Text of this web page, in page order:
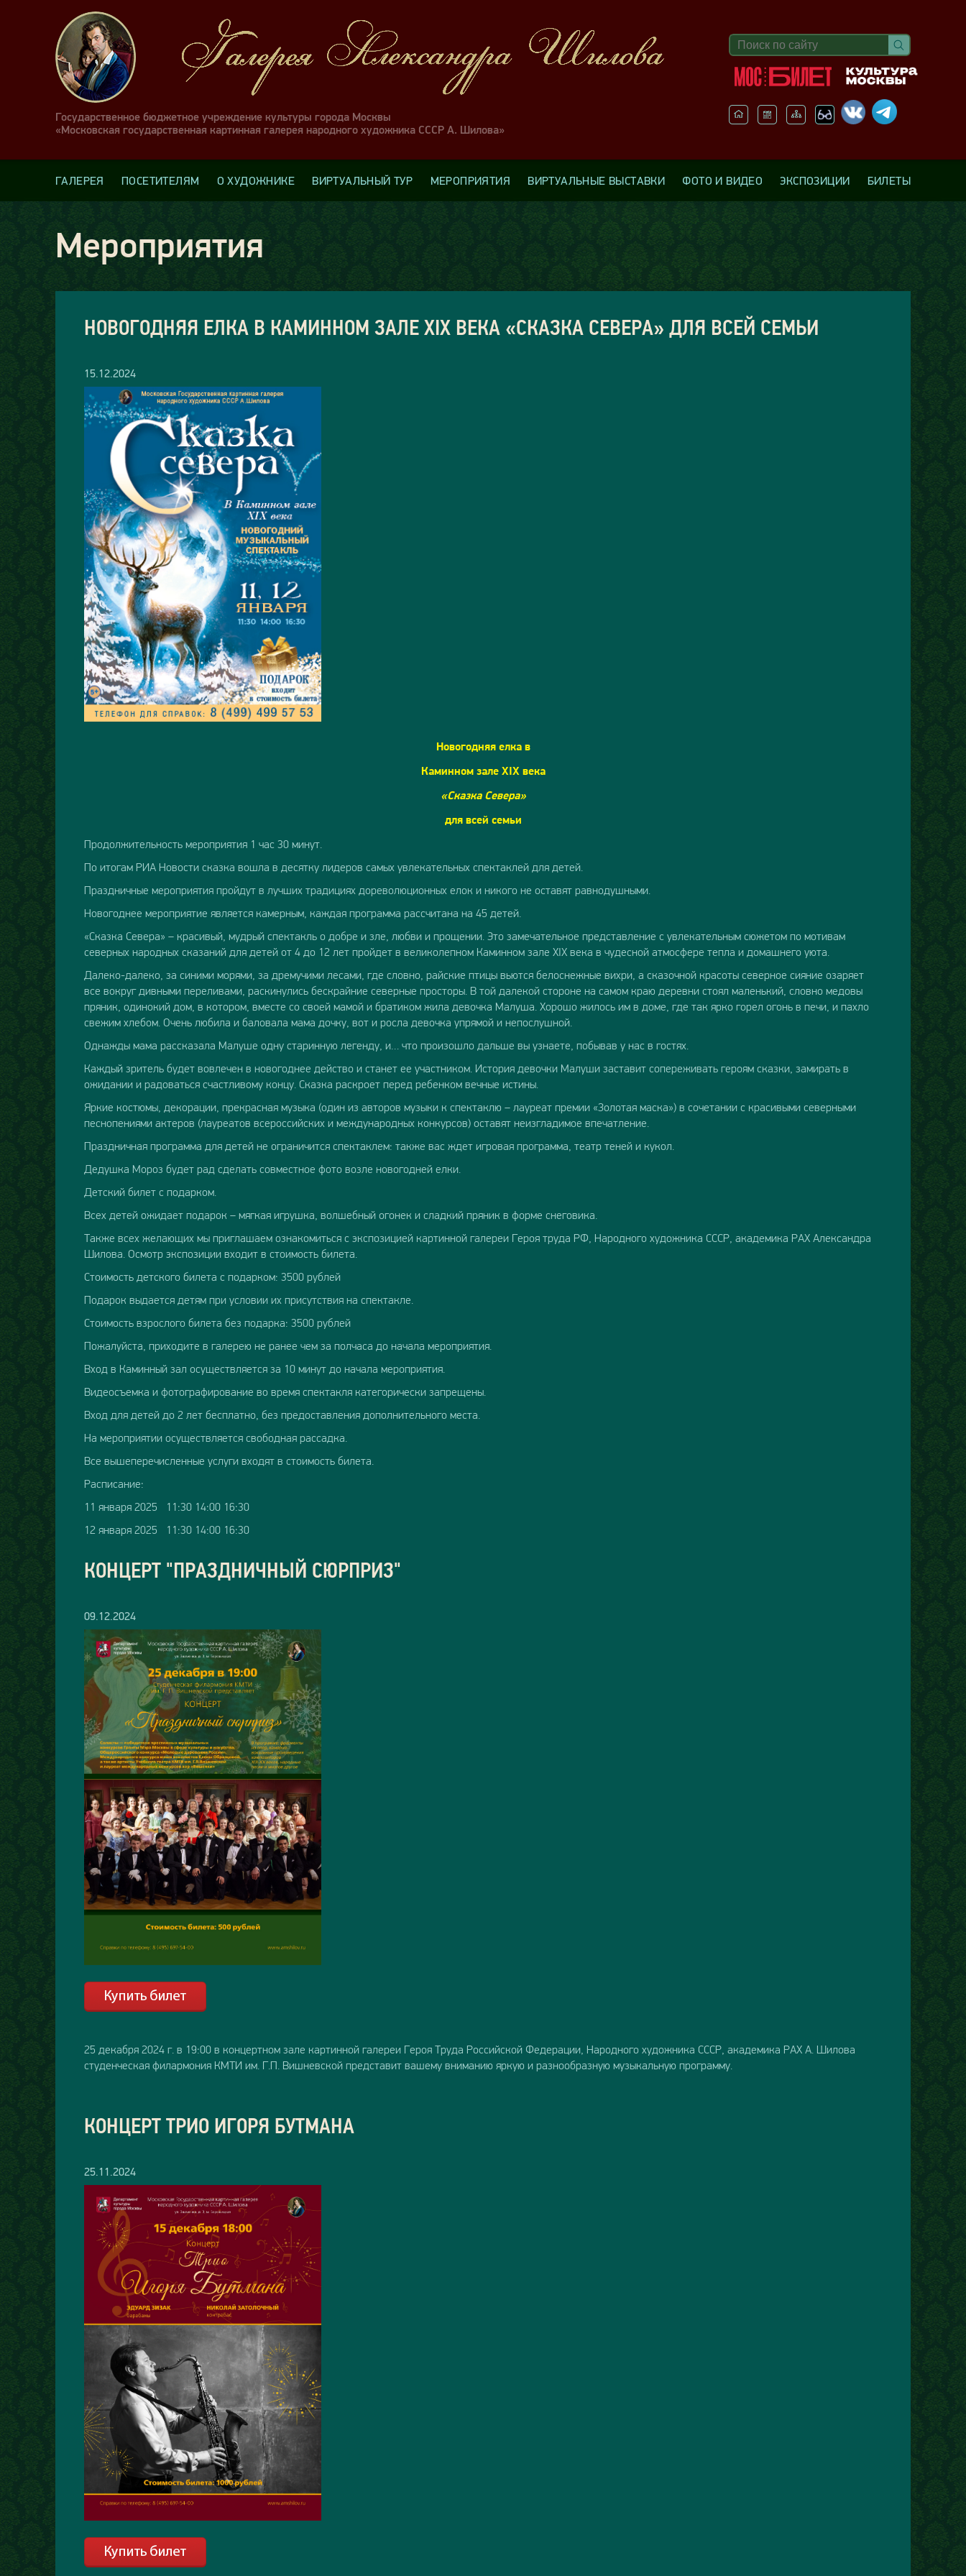
Государственное бюджетное учреждение культуры города Москвы
«Московская государственная картинная галерея народного художника СССР А. Шилова»
ГАЛЕРЕЯ ПОСЕТИТЕЛЯМ О ХУДОЖНИКЕ ВИРТУАЛЬНЫЙ ТУР МЕРОПРИЯТИЯ ВИРТУАЛЬНЫЕ ВЫСТАВКИ ФОТО И ВИДЕО ЭКСПОЗИЦИИ БИЛЕТЫ
Мероприятия
НОВОГОДНЯЯ ЕЛКА В КАМИННОМ ЗАЛЕ XIX ВЕКА «СКАЗКА СЕВЕРА» ДЛЯ ВСЕЙ СЕМЬИ
15.12.2024
Новогодняя елка в
Каминном зале XIXвека
«Сказка Севера»
для всей семьи
Продолжительность мероприятия 1 час 30 минут.
По итогам РИА Новости сказка вошла в десятку лидеров самых увлекательных спектаклей для детей.
Праздничные мероприятия пройдут в лучших традициях дореволюционных елок и никого не оставят равнодушными.
Новогоднее мероприятие является камерным, каждая программа рассчитана на 45 детей.
«Сказка Севера» – красивый, мудрый спектакль о добре и зле, любви и прощении. Это замечательное представление с увлекательным сюжетом по мотивам
северных народных сказаний для детей от 4 до 12 лет пройдет в великолепном Каминном зале XIX века в чудесной атмосфере тепла и домашнего уюта.
Далеко-далеко, за синими морями, за дремучими лесами, где словно, райские птицы вьются белоснежные вихри, а сказочной красоты северное сияние озаряет
все вокруг дивными переливами, раскинулись бескрайние северные просторы. В той далекой стороне на самом краю деревни стоял маленький, словно медовы
пряник, одинокий дом, в котором, вместе со своей мамой и братиком жила девочка Малуша. Хорошо жилось им в доме, где так ярко горел огонь в печи, и пахло
свежим хлебом. Очень любила и баловала мама дочку, вот и росла девочка упрямой и непослушной.
Однажды мама рассказала Малуше одну старинную легенду, и… что произошло дальше вы узнаете, побывав у нас в гостях.
Каждый зритель будет вовлечен в новогоднее действо и станет ее участником. История девочки Малуши заставит сопереживать героям сказки, замирать в
ожидании и радоваться счастливому концу. Сказка раскроет перед ребенком вечные истины.
Яркие костюмы, декорации, прекрасная музыка (один из авторов музыки к спектаклю – лауреат премии «Золотая маска») в сочетании с красивыми северными
песнопениями актеров (лауреатов всероссийских и международных конкурсов) оставят неизгладимое впечатление.
Праздничная программа для детей не ограничится спектаклем: также вас ждет игровая программа, театр теней и кукол.
Дедушка Мороз будет рад сделать совместное фото возле новогодней елки.
Детский билет с подарком.
Всех детей ожидает подарок – мягкая игрушка, волшебный огонек и сладкий пряник в форме снеговика.
Также всех желающих мы приглашаем ознакомиться с экспозицией картинной галереи Героя труда РФ, Народного художника СССР, академика РАХ Александра
Шилова. Осмотр экспозиции входит в стоимость билета.
Стоимость детского билета с подарком: 3500 рублей
Подарок выдается детям при условии их присутствия на спектакле.
Стоимость взрослого билета без подарка: 3500 рублей
Пожалуйста, приходите в галерею не ранее чем за полчаса до начала мероприятия.
Вход в Каминный зал осуществляется за 10 минут до начала мероприятия.
Видеосъемка и фотографирование во время спектакля категорически запрещены.
Вход для детей до 2 лет бесплатно, без предоставления дополнительного места.
На мероприятии осуществляется свободная рассадка.
Все вышеперечисленные услуги входят в стоимость билета.
Расписание:
11 января 2025 11:30 14:00 16:30
12 января 2025 11:30 14:00 16:30
КОНЦЕРТ "ПРАЗДНИЧНЫЙ СЮРПРИЗ"
09.12.2024
25 декабря 2024 г. в 19:00 в концертном зале картинной галереи Героя Труда Российской Федерации, Народного художника СССР, академика РАХ А. Шилова
студенческая филармония КМТИ им. Г.П. Вишневской представит вашему вниманию яркую и разнообразную музыкальную программу.
КОНЦЕРТ ТРИО ИГОРЯ БУТМАНА
25.11.2024